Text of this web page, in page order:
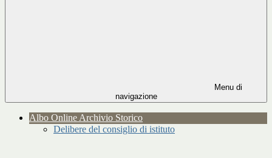
Menu di
navigazione
Albo Online Archivio Storico
Delibere del consiglio di istituto